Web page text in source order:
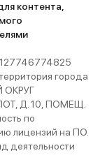
контента,
города
ОКРУГ
Д. 10, ПОМЕЩ.
по
лицензий на ПО.
деятельности